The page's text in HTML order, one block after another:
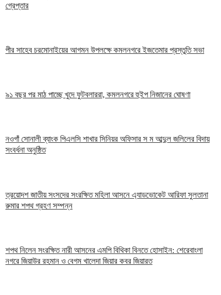
গ্রেপ্তার
পীর সাহেব চরমোনাইয়ের আগমন উপলক্ষে কমলনগরে ইজতেমার প্রস্তুতি সভা
৯১ বছর পর মাঠ পাচ্ছে খুদে ফুটবলাররা, কমলনগরে হুইপ নিজানের ঘোষণা
নওগাঁ সোনালী ব্যাংক পিএলসি শাখার সিনিয়র অফিসার স ম আব্দুল জলিলের বিদায়
সংবর্ধনা অনুষ্ঠিত
ত্রয়োদশ জাতীয় সংসদের সংরক্ষিত মহিলা আসনে এ্যাডভোকেট আরিফা সুলতানা
রুমার শপথ গ্রহণ সম্পন্ন
শপথ নিলেন সংরক্ষিত নারী আসনের এমপি বিথিকা বিনতে হোসাইন: শেরেবাংলা
নগরে জিয়াউর রহমান ও বেগম খালেদা জিয়ার কবর জিয়ারত